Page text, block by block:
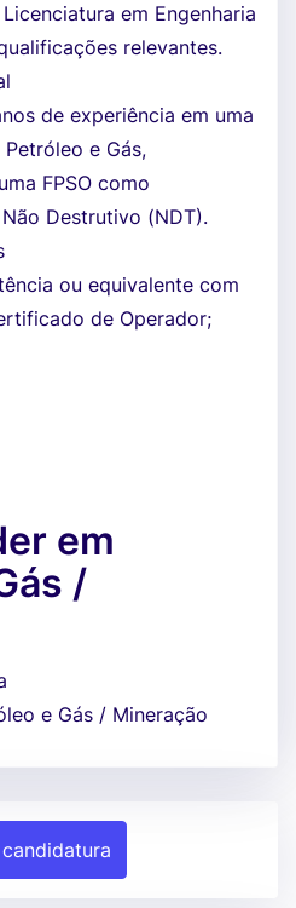
em Engenharia
relevantes.
de experiência em uma
e Gás,
FPSO como
Destrutivo (NDT).
ou equivalente com
de Operador;
em
/
e Gás / Mineração